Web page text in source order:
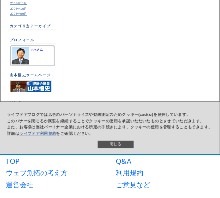
TOP
Q&A
ウェブ魚拓の考え方
利用規約
運営会社
ご意見など